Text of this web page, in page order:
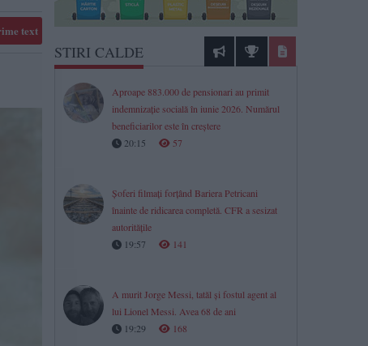
text
STIRI CALDE
Aproape 883.000 de pensionari au primit
indemnizație socială în iunie 2026. Numărul
beneficiarilor este în creștere
20:15
57
Șoferi filmați forțând Bariera Petricani
înainte de ridicarea completă. CFR a sesizat
autoritățile
19:57
141
A murit Jorge Messi, tatăl și fostul agent al
lui Lionel Messi. Avea 68 de ani
19:29
168